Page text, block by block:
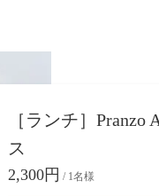
［ランチ］
ス
2,300円 / 1名様